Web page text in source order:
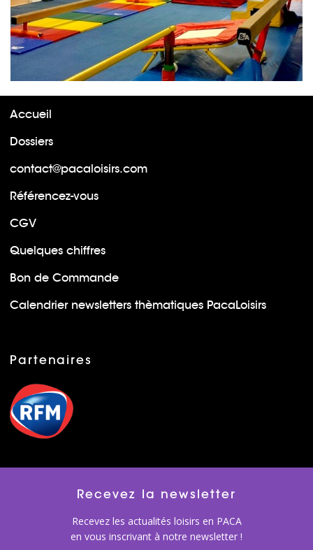
Accueil
Dossiers
contact@pacaloisirs.com
Référencez-vous
CGV
Quelques chiffres
Bon de Commande
Calendrier newsletters thèmatiques PacaLoisirs
Partenaires
Recevez la newsletter
Recevez les actualités loisirs en PACA
en vous inscrivant à notre newsletter !